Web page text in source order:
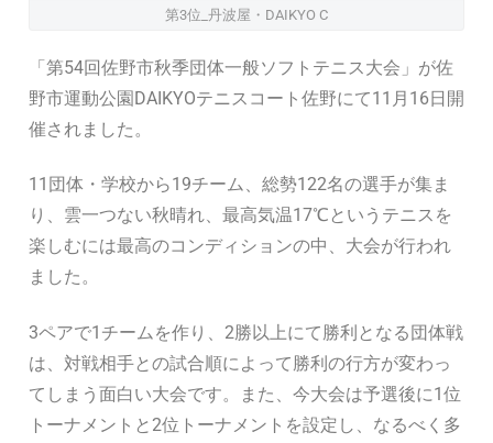
第3位_丹波屋・DAIKYO C
「第54回佐野市秋季団体一般ソフトテニス大会」が佐
野市運動公園DAIKYOテニスコート佐野にて11月16日開
催されました。
11団体・学校から19チーム、総勢122名の選手が集ま
り、雲一つない秋晴れ、最高気温17℃というテニスを
楽しむには最高のコンディションの中、大会が行われ
ました。
3ペアで1チームを作り、2勝以上にて勝利となる団体戦
は、対戦相手との試合順によって勝利の行方が変わっ
てしまう面白い大会です。また、今大会は予選後に1位
トーナメントと2位トーナメントを設定し、なるべく多